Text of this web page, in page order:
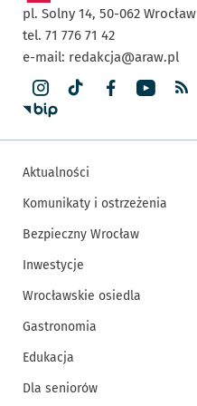
pl. Solny 14, 50-062 Wrocław
tel. 71 776 71 42
e-mail: redakcja@araw.pl
Aktualności
Komunikaty i ostrzeżenia
Bezpieczny Wrocław
Inwestycje
Wrocławskie osiedla
Gastronomia
Edukacja
Dla seniorów